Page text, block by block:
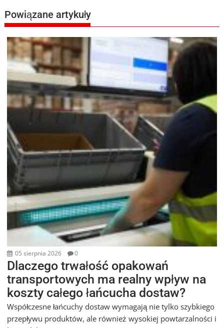
Powiązane artykuły
05 sierpnia 2026 0
Dlaczego trwałość opakowań
transportowych ma realny wpływ na
koszty całego łańcucha dostaw?
Współczesne łańcuchy dostaw wymagają nie tylko szybkiego
przepływu produktów, ale również wysokiej powtarzalności i